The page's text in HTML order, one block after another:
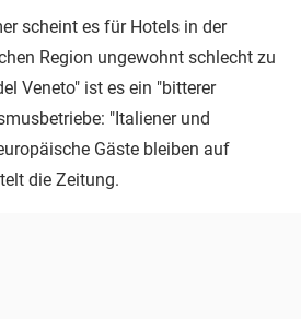
scheint es für Hotels in der
Region ungewohnt schlecht zu
Veneto" ist es ein "bitterer
"Italiener und
Gäste bleiben auf
die Zeitung.